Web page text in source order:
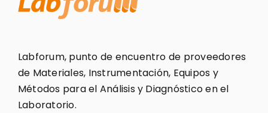
Labforum, punto de encuentro de proveedores
de Materiales, Instrumentación, Equipos y
Métodos para el Análisis y Diagnóstico en el
Laboratorio.